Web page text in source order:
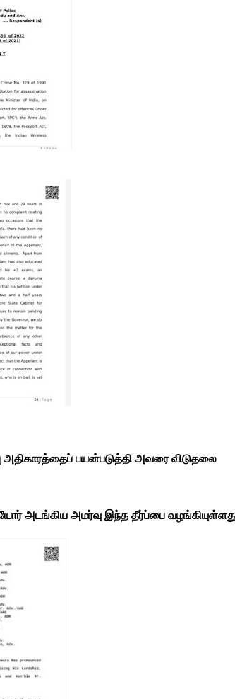
அதிகாரத்தைப் பயன்படுத்தி அவரை விடுதலை
அடங்கிய அமர்வு இந்த தீர்ப்பை